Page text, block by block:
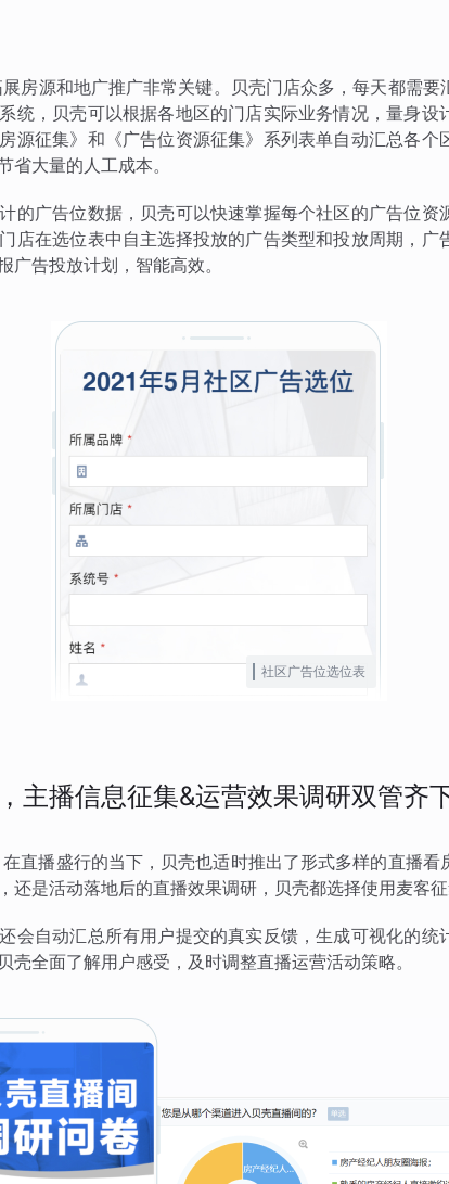
房源和地广推广非常关键。贝壳门店众多，每天都需要
统，贝壳可以根据各地区的门店实际业务情况，量身设
源征集》和《广告位资源征集》系列表单自动汇总各个
省大量的人工成本。
的广告位数据，贝壳可以快速掌握每个社区的广告位资
店在选位表中自主选择投放的广告类型和投放周期，广
广告投放计划，智能高效。
社区广告位选位表
主播信息征集&运营效果调研双管齐
直播盛行的当下，贝壳也适时推出了形式多样的直播看
还是活动落地后的直播效果调研，贝壳都选择使用麦客征
会自动汇总所有用户提交的真实反馈，生成可视化的统
壳全面了解用户感受，及时调整直播运营活动策略。